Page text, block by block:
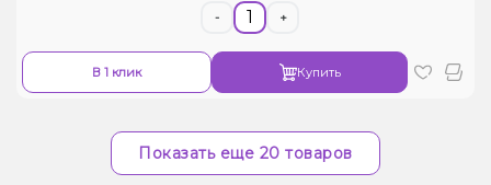
- +
В 1 клик Купить
Показать еще 20 товаров